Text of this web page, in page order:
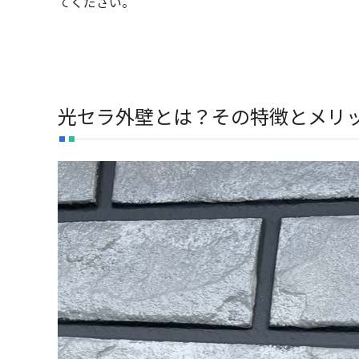
光セラ外壁とは？その特徴とメリ